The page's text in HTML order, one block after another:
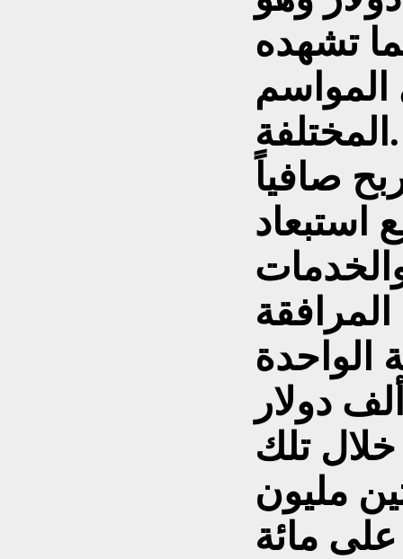
تشهده
المواسم
المختلفة.
صافياً
مع استبعاد
المرافقة
الواحدة
دولار
خلال تلك
مليون
مائة